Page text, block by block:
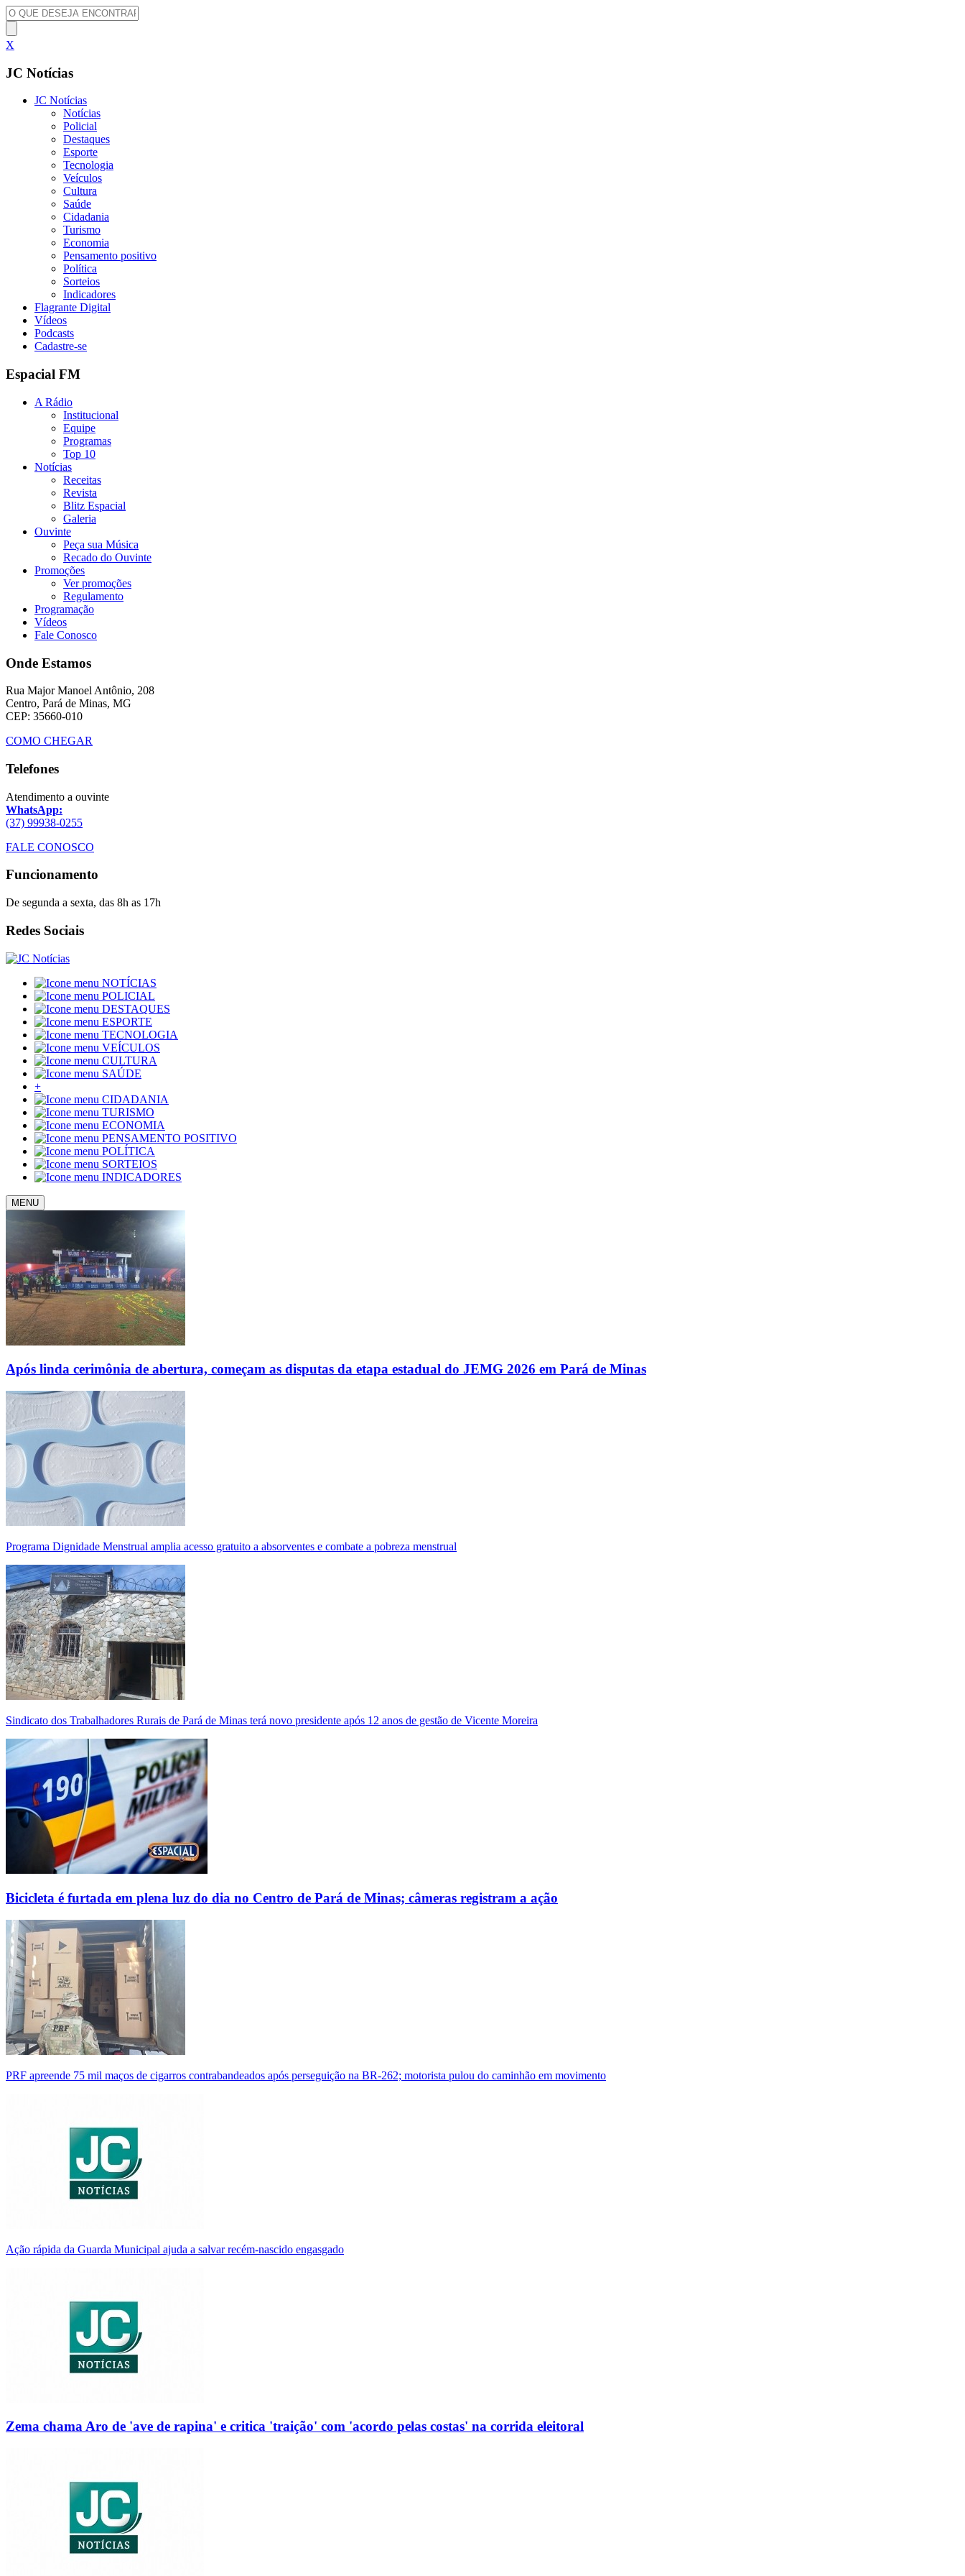
X
JC Notícias
JC Notícias
Notícias
Policial
Destaques
Esporte
Tecnologia
Veículos
Cultura
Saúde
Cidadania
Turismo
Economia
Pensamento positivo
Política
Sorteios
Indicadores
Flagrante Digital
Vídeos
Podcasts
Cadastre-se
Espacial FM
A Rádio
Institucional
Equipe
Programas
Top 10
Notícias
Receitas
Revista
Blitz Espacial
Galeria
Ouvinte
Peça sua Música
Recado do Ouvinte
Promoções
Ver promoções
Regulamento
Programação
Vídeos
Fale Conosco
Onde Estamos
Rua Major Manoel Antônio, 208
Centro, Pará de Minas, MG
CEP: 35660-010
COMO CHEGAR
Telefones
Atendimento a ouvinte
WhatsApp:
(37) 99938-0255
FALE CONOSCO
Funcionamento
De segunda a sexta, das 8h as 17h
Redes Sociais
NOTÍCIAS
POLICIAL
DESTAQUES
ESPORTE
TECNOLOGIA
VEÍCULOS
CULTURA
SAÚDE
+
CIDADANIA
TURISMO
ECONOMIA
PENSAMENTO POSITIVO
POLÍTICA
SORTEIOS
INDICADORES
MENU
Após linda cerimônia de abertura, começam as disputas da etapa estadual do JEMG 2026 em Pará de Minas
Programa Dignidade Menstrual amplia acesso gratuito a absorventes e combate a pobreza menstrual
Sindicato dos Trabalhadores Rurais de Pará de Minas terá novo presidente após 12 anos de gestão de Vicente Moreira
Bicicleta é furtada em plena luz do dia no Centro de Pará de Minas; câmeras registram a ação
PRF apreende 75 mil maços de cigarros contrabandeados após perseguição na BR-262; motorista pulou do caminhão em movimento
Ação rápida da Guarda Municipal ajuda a salvar recém-nascido engasgado
Zema chama Aro de 'ave de rapina' e critica 'traição' com 'acordo pelas costas' na corrida eleitoral